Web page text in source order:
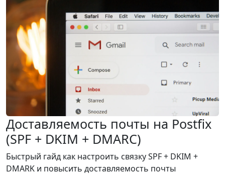
Доставляемость почты на Postfix
(SPF + DKIM + DMARC)
Быстрый гайд как настроить связку SPF + DKIM +
DMARK и повысить доставляемость почты